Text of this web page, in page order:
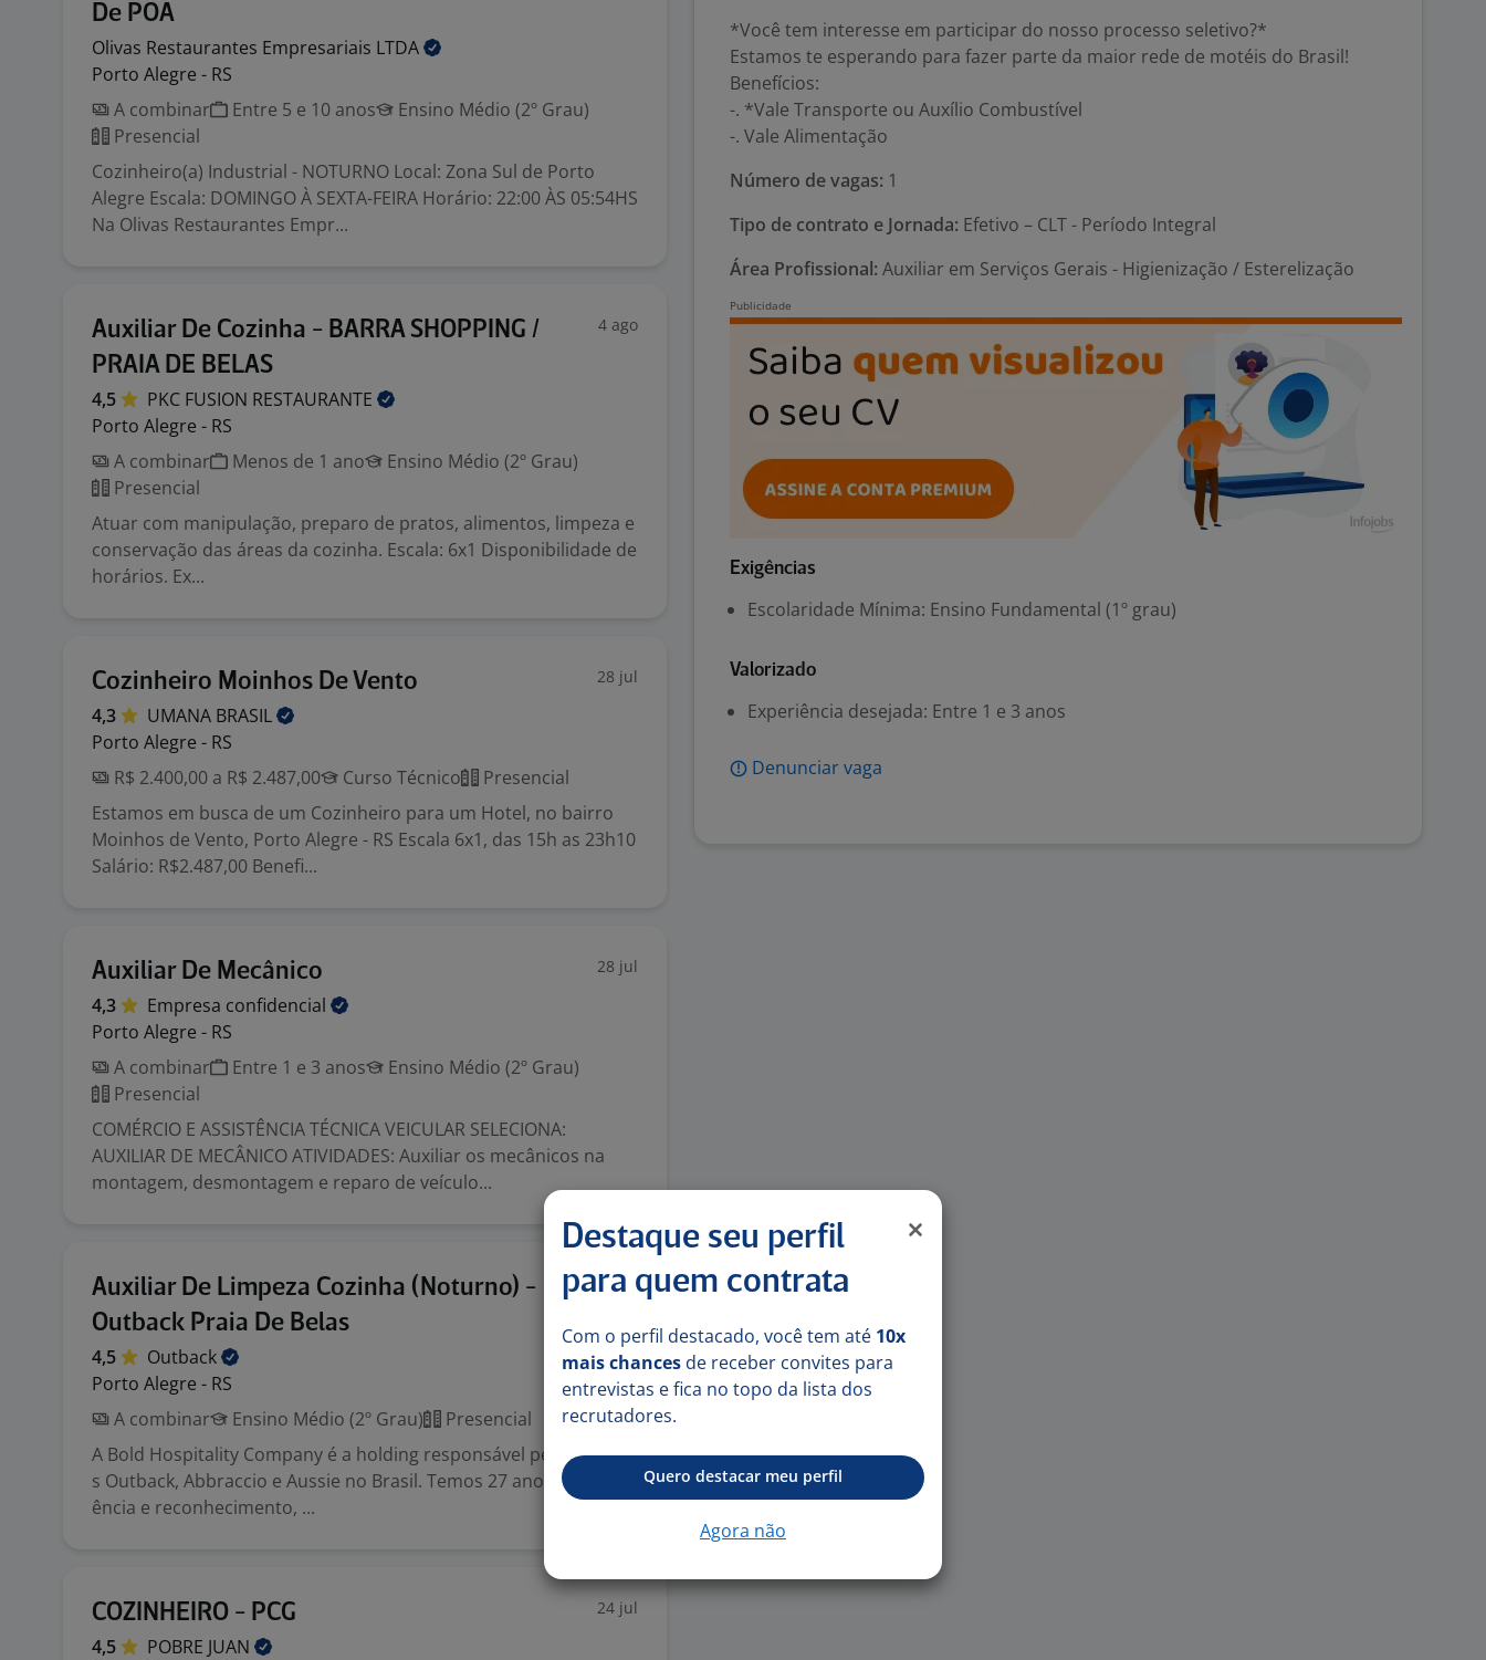
De POA
Olivas Restaurantes Empresariais LTDA
Porto Alegre - RS
A combinar
Entre 5 e 10 anos
Ensino Médio (2º Grau)
Presencial
Cozinheiro(a) Industrial - NOTURNO Local: Zona Sul de Porto
Alegre Escala: DOMINGO À SEXTA-FEIRA Horário: 22:00 ÀS 05:54HS
Na Olivas Restaurantes Empr...
Auxiliar De Cozinha - BARRA SHOPPING /
PRAIA DE BELAS
4 ago
4,5 PKC FUSION RESTAURANTE
Porto Alegre - RS
A combinar
Menos de 1 ano
Ensino Médio (2º Grau)
Presencial
Atuar com manipulação, preparo de pratos, alimentos, limpeza e
conservação das áreas da cozinha. Escala: 6x1 Disponibilidade de
horários. Ex...
Cozinheiro Moinhos De Vento 28 jul
4,3 UMANA BRASIL
Porto Alegre - RS
R$ 2.400,00 a R$ 2.487,00
Curso Técnico
Presencial
Estamos em busca de um Cozinheiro para um Hotel, no bairro
Moinhos de Vento, Porto Alegre - RS Escala 6x1, das 15h as 23h10
Salário: R$2.487,00 Benefi...
Auxiliar De Mecânico 28 jul
4,3 Empresa confidencial
Porto Alegre - RS
A combinar
Entre 1 e 3 anos
Ensino Médio (2º Grau)
Presencial
COMÉRCIO E ASSISTÊNCIA TÉCNICA VEICULAR SELECIONA:
AUXILIAR DE MECÂNICO ATIVIDADES: Auxiliar os mecânicos na
montagem, desmontagem e reparo de veículo...
Auxiliar De Limpeza Cozinha (Noturno) -
Outback Praia De Belas
28 jul
4,5
Outback
Porto Alegre - RS
A combinar
Ensino Médio (2º Grau)
Presencial
A Bold Hospitality Company é a holding responsável pelas marca
s Outback, Abbraccio e Aussie no Brasil. Temos 27 anos de experi
ência e reconhecimento, ...
COZINHEIRO - PCG 24 jul
4,5 POBRE JUAN
*Você tem interesse em participar do nosso processo seletivo?*
Estamos te esperando para fazer parte da maior rede de motéis do Brasil!
Benefícios:
-. *Vale Transporte ou Auxílio Combustível
-. Vale Alimentação
Número de vagas: 1
Tipo de contrato e Jornada: Efetivo – CLT - Período Integral
Área Profissional: Auxiliar em Serviços Gerais - Higienização / Esterelização
Exigências
Escolaridade Mínima: Ensino Fundamental (1º grau)
Valorizado
Experiência desejada: Entre 1 e 3 anos
Denunciar vaga
Destaque seu perfil
para quem contrata
Com o perfil destacado, você tem até 10x
mais chances de receber convites para
entrevistas e fica no topo da lista dos
recrutadores.
Quero destacar meu perfil
Agora não